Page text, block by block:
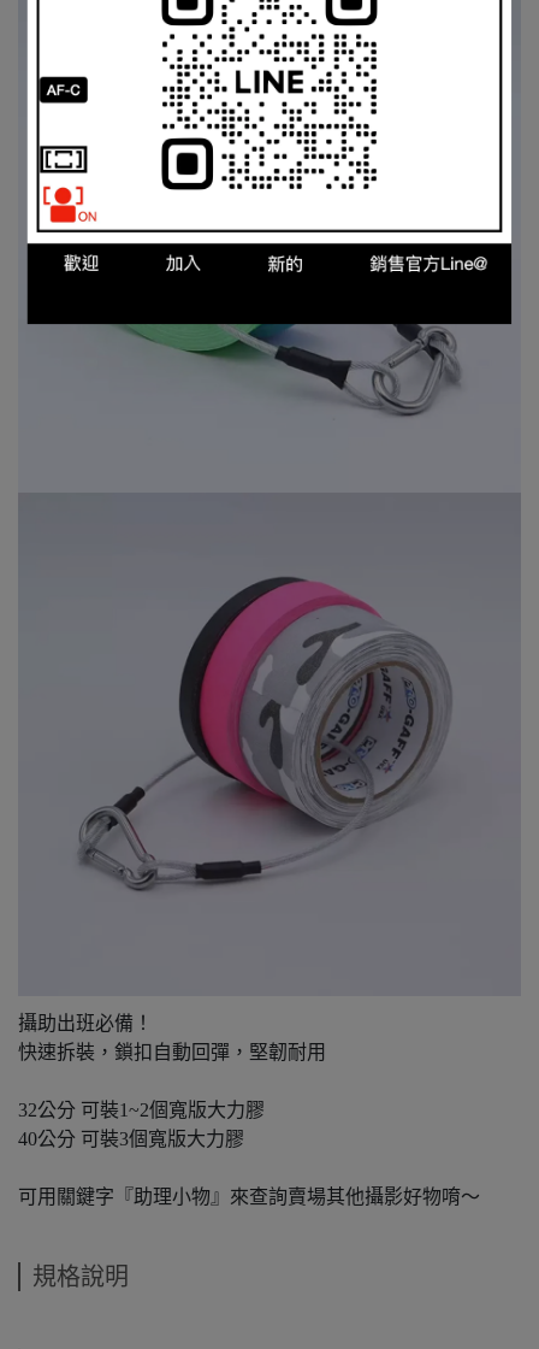
攝助出班必備！
快速拆裝，鎖扣自動回彈，堅韌耐用
32公分 可裝1~2個寬版大力膠
40公分 可裝3個寬版大力膠
可用關鍵字『助理小物』來查詢賣場其他攝影好物唷～
規格說明